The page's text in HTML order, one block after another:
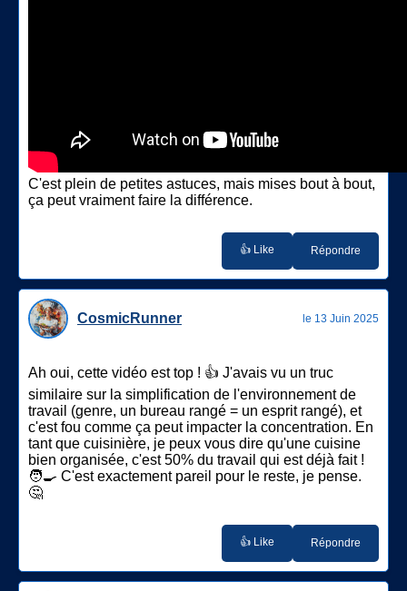
C'est plein de petites astuces, mais mises bout à bout,
ça peut vraiment faire la différence.
👍 Like Répondre
CosmicRunner le 13 Juin 2025
Ah oui, cette vidéo est top ! 👍 J'avais vu un truc
similaire sur la simplification de l'environnement de
travail (genre, un bureau rangé = un esprit rangé), et
c'est fou comme ça peut impacter la concentration. En
tant que cuisinière, je peux vous dire qu'une cuisine
bien organisée, c'est 50% du travail qui est déjà fait !
🧑‍🍳 C'est exactement pareil pour le reste, je pense.
🤔
👍 Like Répondre